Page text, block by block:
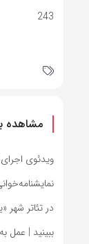
243
مشاهده
ویدئوی
در تئاتر
ببینید | عمل